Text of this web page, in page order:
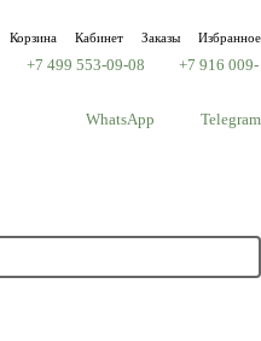
Избранное
Заказы
Кабинет
Корзина
+7 499 553-09-08
+7 916 009-
WhatsApp Telegram